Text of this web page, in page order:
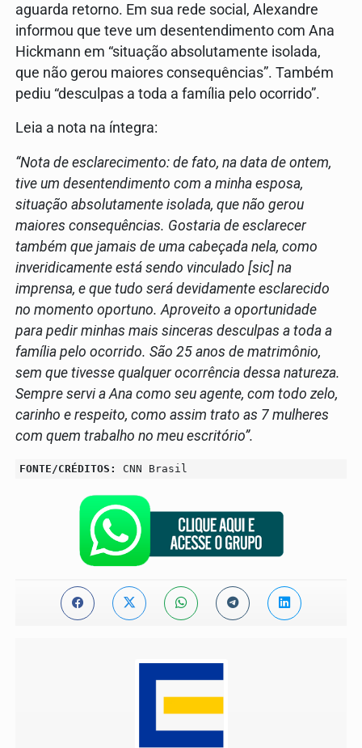
aguarda retorno. Em sua rede social, Alexandre
informou que teve um desentendimento com Ana
Hickmann em “situação absolutamente isolada,
que não gerou maiores consequências”. Também
pediu “desculpas a toda a família pelo ocorrido”.
Leia a nota na íntegra:
“Nota de esclarecimento: de fato, na data de ontem,
tive um desentendimento com a minha esposa,
situação absolutamente isolada, que não gerou
maiores consequências. Gostaria de esclarecer
também que jamais de uma cabeçada nela, como
inveridicamente está sendo vinculado [sic] na
imprensa, e que tudo será devidamente esclarecido
no momento oportuno. Aproveito a oportunidade
para pedir minhas mais sinceras desculpas a toda a
família pelo ocorrido. São 25 anos de matrimônio,
sem que tivesse qualquer ocorrência dessa natureza.
Sempre servi a Ana como seu agente, com todo zelo,
carinho e respeito, como assim trato as 7 mulheres
com quem trabalho no meu escritório”.
FONTE/CRÉDITOS: CNN Brasil